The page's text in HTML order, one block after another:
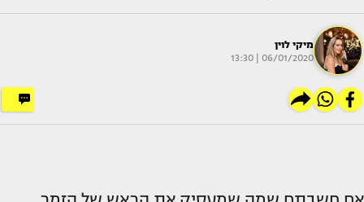
מיקי לוין
06/01/2020 | 13:30